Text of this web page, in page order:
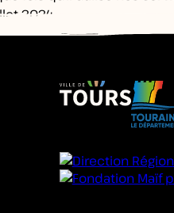
2024.